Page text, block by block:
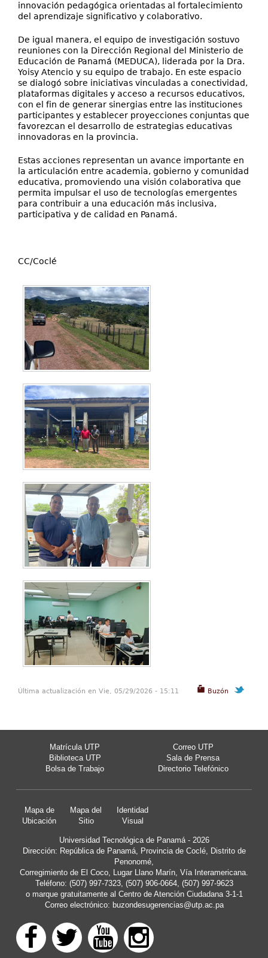
innovación pedagógica orientadas al fortalecimiento
del aprendizaje significativo y colaborativo.
De igual manera, el equipo de investigación sostuvo
reuniones con la Dirección Regional del Ministerio de
Educación de Panamá (MEDUCA), liderada por la Dra.
Yoisy Atencio y su equipo de trabajo. En este espacio
se dialogó sobre iniciativas vinculadas a conectividad,
plataformas digitales y acceso a recursos educativos,
con el fin de generar sinergias entre las instituciones
participantes y establecer proyecciones conjuntas que
favorezcan el desarrollo de estrategias educativas
innovadoras en la provincia.
Estas acciones representan un avance importante en
la articulación entre academia, gobierno y comunidad
educativa, promoviendo una visión colaborativa que
permita impulsar el uso de tecnologías emergentes
para contribuir a una educación más inclusiva,
participativa y de calidad en Panamá.
CC/Coclé
Buzón
Última actualización en Vie, 05/29/2026 - 15:11
Matrícula UTP
Correo UTP
Biblioteca UTP
Sala de Prensa
Bolsa de Trabajo
Directorio Telefónico
Mapa de
Ubicación
Mapa del
Sitio
Identidad
Visual
Universidad Tecnológica de Panamá - 2026
Dirección: República de Panamá, Provincia de Coclé, Distrito de
Penonomé,
Corregimiento de El Coco, Lugar Llano Marín, Vía Interamericana.
Teléfono: (507) 997-7323, (507) 906-0664, (507) 997-9623
o marque gratuitamente al Centro de Atención Ciudadana 3-1-1
Correo electrónico: buzondesugerencias@utp.ac.pa